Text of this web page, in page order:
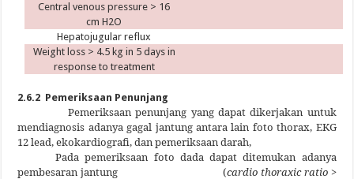
Central venous pressure > 16
cm H2O
Hepatojugular reflux
Weight loss > 4.5 kg in 5 days in
response to treatment
2.6.2 Pemeriksaan Penunjang
Pemeriksaan penunjang yang dapat dikerjakan untuk
mendiagnosis adanya gagal jantung antara lain foto thorax, EKG
12 lead, ekokardiografi, dan pemeriksaan darah,
Pada pemeriksaan foto dada dapat ditemukan adanya
pembesaran jantung (cardio thoraxic ratio >